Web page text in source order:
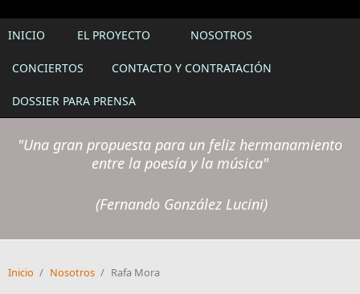
INICIO EL PROYECTO NOSOTROS
CONCIERTOS CONTACTO Y CONTRATACIÓN
DOSSIER PARA PRENSA
"Una gran propuesta para un feliz hermanamiento
entre la poesía y la música"
(Fernando González Lucini)
Inicio / Nosotros / Rafa Mora